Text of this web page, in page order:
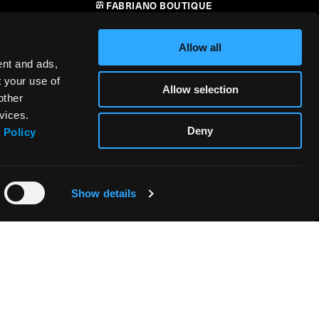
and ads,
your use of
Policy
Show details
Allow all
Allow selection
Deny
FABRIANO BOUTIQUE
RIVENDITORI
SICUREZZA DEI PRODOTTI –